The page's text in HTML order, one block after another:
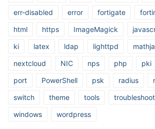
err-disabled
error fortigate
html
https ImageMagick
ki
latex ldap lighttpd
nextcloud
NIC nps php pki
port
PowerShell psk radius
switch
theme tools
windows
wordpress